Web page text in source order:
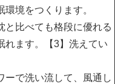
境をつくります。
と比べても格段に優れる
れます。【3】洗えてい
ーで洗い流して、風通し